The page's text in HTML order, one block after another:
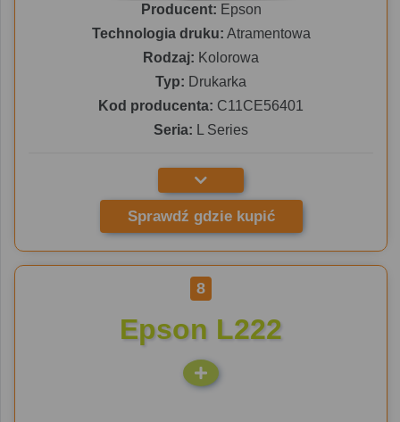
Producent: Epson
Technologia druku: Atramentowa
Rodzaj: Kolorowa
Typ: Drukarka
Kod producenta: C11CE56401
Seria: L Series
Sprawdź gdzie kupić
8
Epson L222